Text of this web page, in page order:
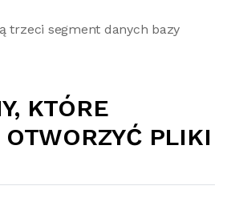
trzeci segment danych bazy
KTÓRE
PLIKI